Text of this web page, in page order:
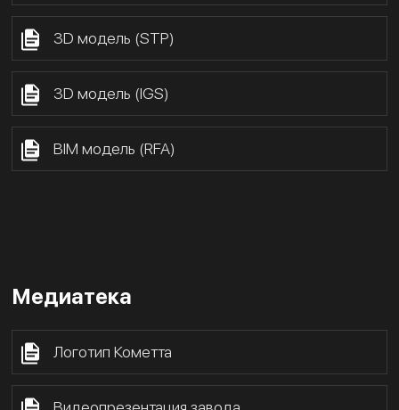
3D модель (STP)
3D модель (IGS)
BIM модель (RFA)
Медиатека
Логотип Кометта